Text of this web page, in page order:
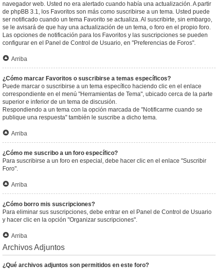
navegador web. Usted no era alertado cuando había una actualización. A partir
de phpBB 3.1, los Favoritos son más como suscribirse a un tema. Usted puede
ser notificado cuando un tema Favorito se actualiza. Al suscribirte, sin embargo,
se le avisará de que hay una actualización de un tema, o foro en el propio foro.
Las opciones de notificación para los Favoritos y las suscripciones se pueden
configurar en el Panel de Control de Usuario, en "Preferencias de Foros".
Arriba
¿Cómo marcar Favoritos o suscribirse a temas específicos?
Puede marcar o suscribirse a un tema específico haciendo clic en el enlace
correspondiente en el menú "Herramientas de Tema", ubicado cerca de la parte
superior e inferior de un tema de discusión.
Respondiendo a un tema con la opción marcada de "Notificarme cuando se
publique una respuesta" también le suscribe a dicho tema.
Arriba
¿Cómo me suscribo a un foro específico?
Para suscribirse a un foro en especial, debe hacer clic en el enlace "Suscribir
Foro".
Arriba
¿Cómo borro mis suscripciones?
Para eliminar sus suscripciones, debe entrar en el Panel de Control de Usuario
y hacer clic en la opción "Organizar suscripciones".
Arriba
Archivos Adjuntos
¿Qué archivos adjuntos son permitidos en este foro?